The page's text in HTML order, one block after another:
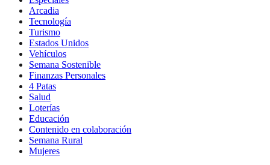
Arcadia
Tecnología
Turismo
Estados Unidos
Vehículos
Semana Sostenible
Finanzas Personales
4 Patas
Salud
Loterías
Educación
Contenido en colaboración
Semana Rural
Mujeres